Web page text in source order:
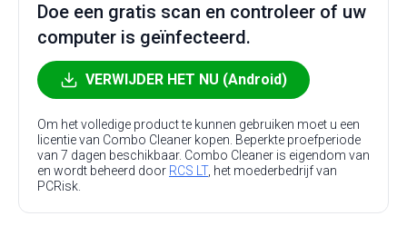
Doe een gratis scan en controleer of uw
computer is geïnfecteerd.
VERWIJDER HET NU (Android)
Om het volledige product te kunnen gebruiken moet u een
licentie van Combo Cleaner kopen. Beperkte proefperiode
van 7 dagen beschikbaar. Combo Cleaner is eigendom van
en wordt beheerd door RCS LT, het moederbedrijf van
PCRisk.